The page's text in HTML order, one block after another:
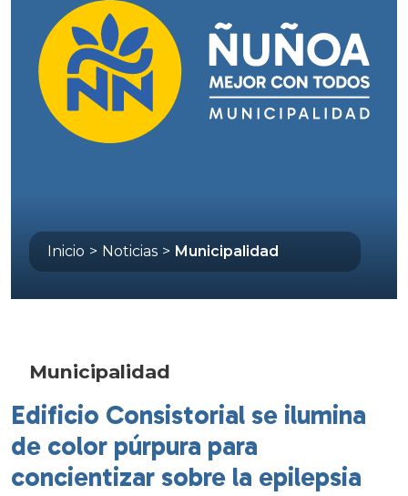
Inicio > Noticias > Municipalidad
Municipalidad
Edificio Consistorial se ilumina
de color púrpura para
concientizar sobre la epilepsia